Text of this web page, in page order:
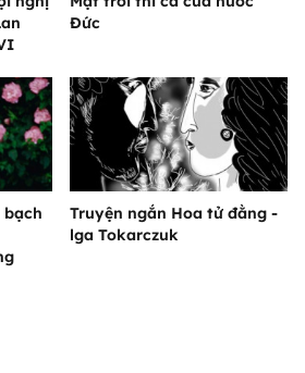
Đức
Truyện ngắn Hoa tử đằng -
lga Tokarczuk